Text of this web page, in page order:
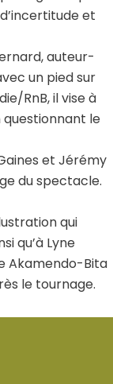
et
auteur-
un pied sur
RnB, il vise à
le
et Jérémy
du spectacle.
qui
qu’à Lyne
Akamendo-Bita
le tournage.